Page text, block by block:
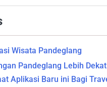
Wisata Pandeglang
Pandeglang Lebih Dekat
Aplikasi Baru ini Bagi